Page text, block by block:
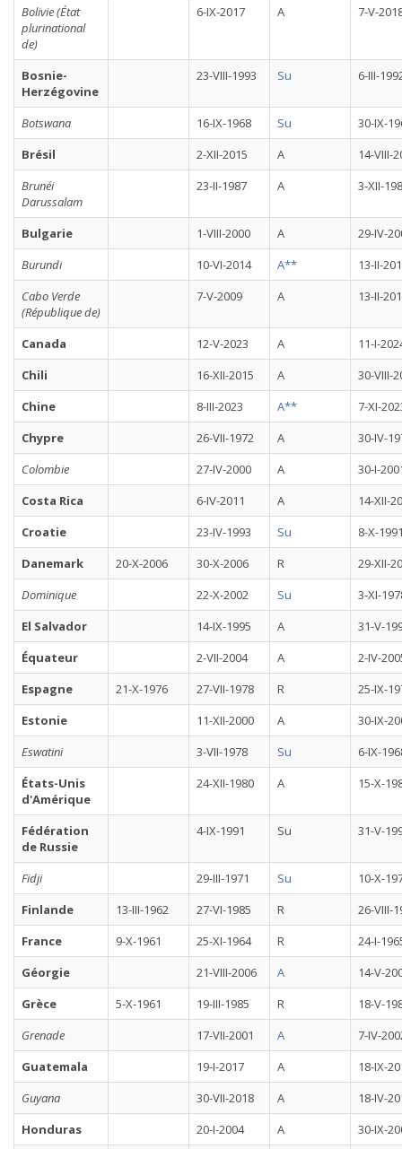
Bolivie (État
plurinational
de)
6-IX-2017 A 7-V-
Bosnie-
Herzégovine
23-VIII-1993 Su 6-III-
Botswana 16-IX-1968 Su
30-IX-
Brésil
2-XII-2015 A
14-VIII-
Brunéi
Darussalam
23-II-1987 A 3-XII-
Bulgarie 1-VIII-2000 A
29-IV-
Burundi
10-VI-2014 A**
13-II-
Cabo Verde
(République de)
7-V-2009 A 13-II-
Canada 12-V-2023 A
11-I-
Chili
16-XII-2015 A
30-VIII-
Chine
8-III-2023 A**
7-XI-
Chypre
26-VII-1972 A
30-IV-
Colombie
27-IV-2000 A
30-I-
Costa Rica
6-IV-2011 A
14-XII-
Croatie
23-IV-1993 Su
8-X-
Danemark
20-X-2006 30-X-2006 R
29-XII-
Dominique
22-X-2002 Su
3-XI-
El Salvador
14-IX-1995 A
31-V-
Équateur
2-VII-2004 A
2-IV-
Espagne
21-X-1976 27-VII-1978 R
25-IX-
Estonie
11-XII-2000 A
30-IX-
Eswatini
3-VII-1978 Su
6-IX-
États-Unis
d'Amérique
24-XII-1980 A 15-X-
Fédération
de Russie
4-IX-1991 Su 31-V-
Fidji 29-III-1971 Su
10-X-
Finlande
13-III-1962 27-VI-1985 R
26-VIII-
France
9-X-1961 25-XI-1964 R
24-I-
Géorgie
21-VIII-2006 A
14-V-
Grèce
5-X-1961 19-III-1985 R
18-V-
Grenade
17-VII-2001 A
7-IV-
Guatemala
19-I-2017 A
18-IX-
Guyana
30-VII-2018 A
18-IV-
Honduras
20-I-2004 A 30-IX-